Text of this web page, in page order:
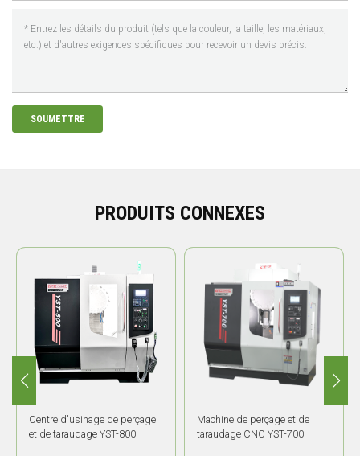
SOUMETTRE
PRODUITS CONNEXES
Centre d'usinage de perçage
et de taraudage YST-800
Machine de perçage et de
taraudage CNC YST-700